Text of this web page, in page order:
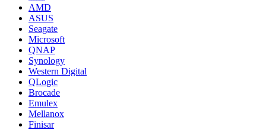
AMD
ASUS
Seagate
Microsoft
QNAP
Synology
Western Digital
QLogic
Brocade
Emulex
Mellanox
Finisar